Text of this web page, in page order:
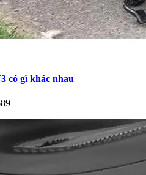
có gì khác nhau